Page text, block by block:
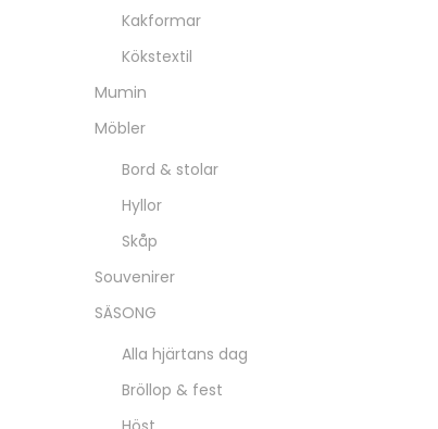
Kakformar
Kökstextil
Mumin
Möbler
Bord & stolar
Hyllor
Skåp
Souvenirer
SÄSONG
Alla hjärtans dag
Bröllop & fest